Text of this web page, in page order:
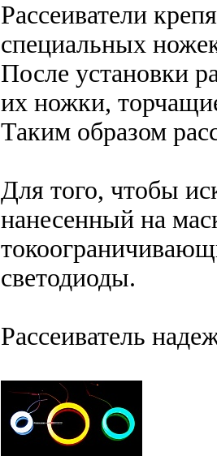
Рассеиватели
специальных
После установки
их ножки,
Таким образом
Для того, чтобы
нанесенный на
светодиоды.
Рассеиватель